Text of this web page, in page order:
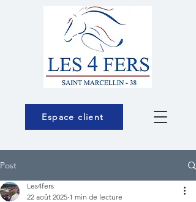
Espace client
Post
Les4fers
22 août 2025 1 min de lecture